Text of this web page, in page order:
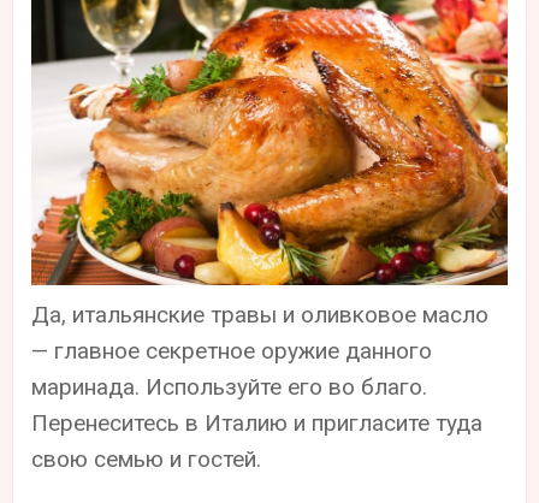
Да, итальянские травы и оливковое масло
— главное секретное оружие данного
маринада. Используйте его во благо.
Перенеситесь в Италию и пригласите туда
свою семью и гостей.